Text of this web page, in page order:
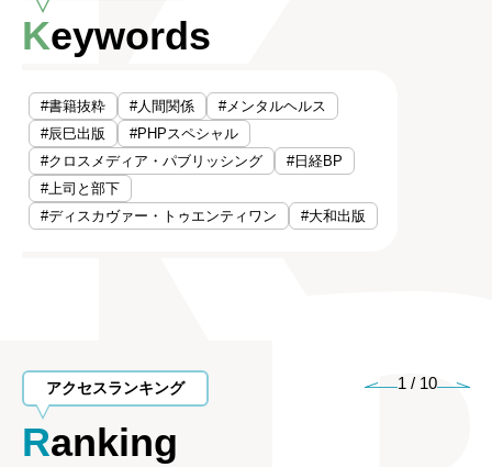
Keywords
#書籍抜粋 #人間関係
#メンタルヘルス
#辰巳出版
#PHPスペシャル
#クロスメディア・パブリッシング
#日経BP
#上司と部下
#ディスカヴァー・トゥエンティワン
#大和出版
アクセスランキング
Ranking
1 / 10